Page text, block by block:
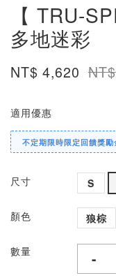
【 TRU-
多地迷彩
NT$ 4,620
適用優惠
不定期限時限定回饋獎勵
尺寸 S
顏色 狼棕
數量 -